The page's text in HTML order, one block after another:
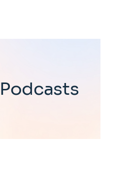
Podcasts